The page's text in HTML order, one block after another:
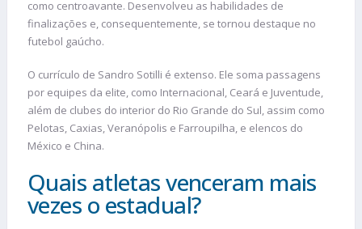
como centroavante. Desenvolveu as habilidades de
finalizações e, consequentemente, se tornou destaque no
futebol gaúcho.
O currículo de Sandro Sotilli é extenso. Ele soma passagens
por equipes da elite, como Internacional, Ceará e Juventude,
além de clubes do interior do Rio Grande do Sul, assim como
Pelotas, Caxias, Veranópolis e Farroupilha, e elencos do
México e China.
Quais atletas venceram mais
vezes o estadual?